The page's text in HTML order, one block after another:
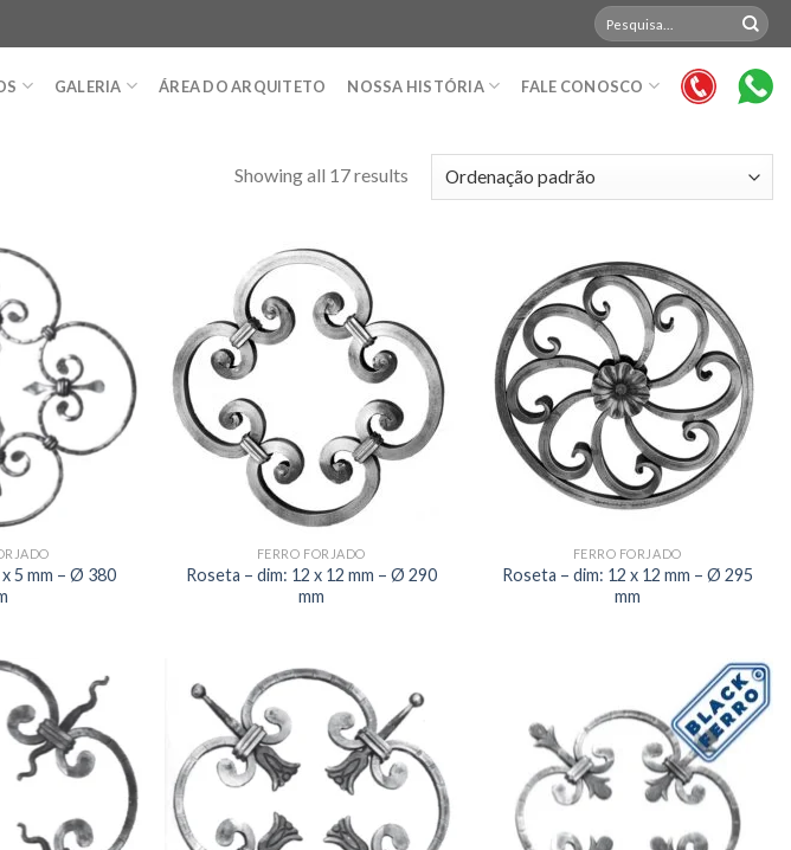
Pesquisar
por:
GALERIA ÁREA DO ARQUITETO NOSSA HISTÓRIA FALE CONOSCO
Showing all 17 results
5 mm – Ø 380
FERRO FORJADO
Roseta – dim: 12 x 12 mm – Ø 290
mm
FERRO FORJADO
Roseta – dim: 12 x 12 mm – Ø 295
mm